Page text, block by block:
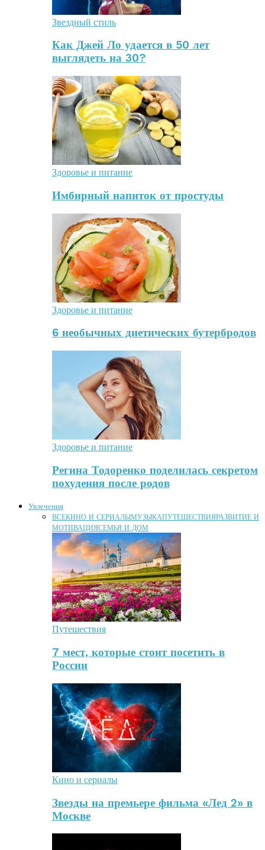
Звездный стиль
Как Джей Ло удается в 50 лет
выглядеть на 30?
Здоровье и питание
Имбирный напиток от простуды
Здоровье и питание
6 необычных диетических бутербродов
Здоровье и питание
Регина Тодоренко поделилась секретом
похудения после родов
Увлечения
ВСЕКИНО И СЕРИАЛЫМУЗЫКАПУТЕШЕСТВИЯРАЗВИТИЕ И
МОТИВАЦИЯСЕМЬЯ И ДОМ
Путешествия
7 мест, которые стоит посетить в
России
Кино и сериалы
Звезды на премьере фильма «Лед 2» в
Москве